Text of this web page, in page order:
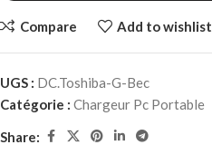
Compare Add to wishlist
UGS : DC.Toshiba-G-Bec
Catégorie : Chargeur Pc Portable
Share: